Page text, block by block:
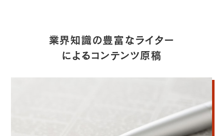
業界知識の豊富なライター
によるコンテンツ原稿